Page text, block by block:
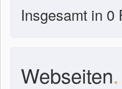
Insgesamt in 0
Webseiten.